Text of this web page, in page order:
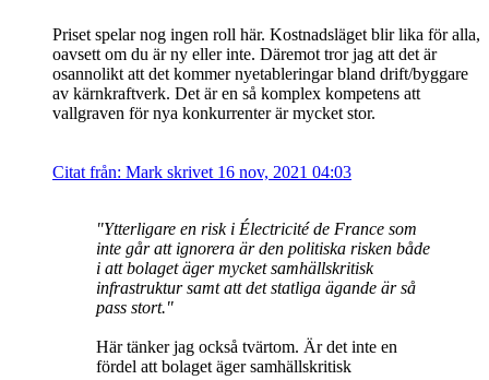
Priset spelar nog ingen roll här. Kostnadsläget blir lika för alla,
oavsett om du är ny eller inte. Däremot tror jag att det är
osannolikt att det kommer nyetableringar bland drift/byggare
av kärnkraftverk. Det är en så komplex kompetens att
vallgraven för nya konkurrenter är mycket stor.
Citat från: Mark skrivet 16 nov, 2021 04:03
"Ytterligare en risk i Électricité de France som
inte går att ignorera är den politiska risken både
i att bolaget äger mycket samhällskritisk
infrastruktur samt att det statliga ägande är så
pass stort."
Här tänker jag också tvärtom. Är det inte en
fördel att bolaget äger samhällskritisk